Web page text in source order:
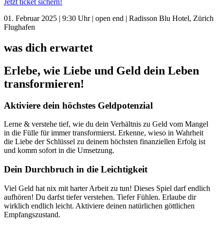
Jetzt ticket sichern!
01. Februar 2025 | 9:30 Uhr | open end | Radisson Blu Hotel, Zürich
Flughafen
was dich erwartet
Erlebe, wie Liebe und Geld dein Leben
transformieren!
Aktiviere dein höchstes Geldpotenzial
Lerne & verstehe tief, wie du dein Verhältnis zu Geld vom Mangel
in die Fülle für immer transformierst. Erkenne, wieso in Wahrheit
die Liebe der Schlüssel zu deinem höchsten finanziellen Erfolg ist
und komm sofort in die Umsetzung.
Dein Durchbruch in die Leichtigkeit
Viel Geld hat nix mit harter Arbeit zu tun! Dieses Spiel darf endlich
aufhören! Du darfst tiefer verstehen. Tiefer Fühlen. Erlaube dir
wirklich endlich leicht. Aktiviere deinen natürlichen göttlichen
Empfangszustand.